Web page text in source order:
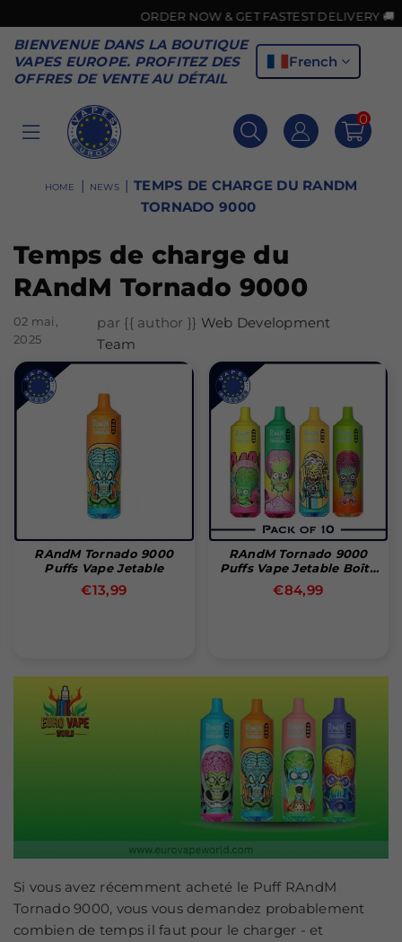
ORDER NOW & GET FASTEST DELIVERY 🚚
BIENVENUE DANS LA BOUTIQUE
VAPES EUROPE. PROFITEZ DES
OFFRES DE VENTE AU DÉTAIL
French
VAPES
EUROPE
0
HOME | NEWS | TEMPS DE CHARGE DU RANDM
TORNADO 9000
Temps de charge du
RAndM Tornado 9000
02 mai,
2025
par {{ author }} Web Development
Team
RAndM Tornado 9000
Puffs Vape Jetable
Prix
€13,99
RAndM Tornado 9000
Puffs Vape Jetable Boîte
De 10
Prix
€84,99
Si vous avez récemment acheté le Puff RAndM
Tornado 9000, vous vous demandez probablement
combien de temps il faut pour le charger - et